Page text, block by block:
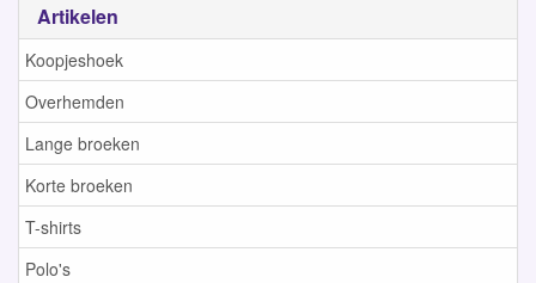
Artikelen
Koopjeshoek
Overhemden
Lange broeken
Korte broeken
T-shirts
Polo's